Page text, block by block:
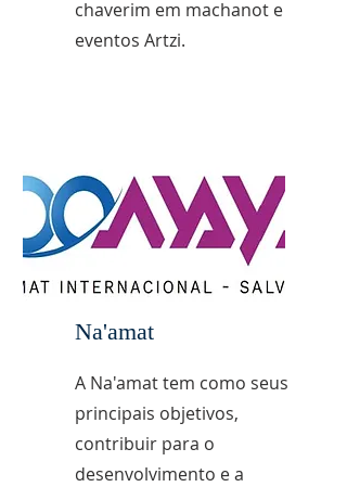
chaverim em machanot e
eventos Artzi.
Na'amat
A Na'amat tem como seus
principais objetivos,
contribuir para o
desenvolvimento e a